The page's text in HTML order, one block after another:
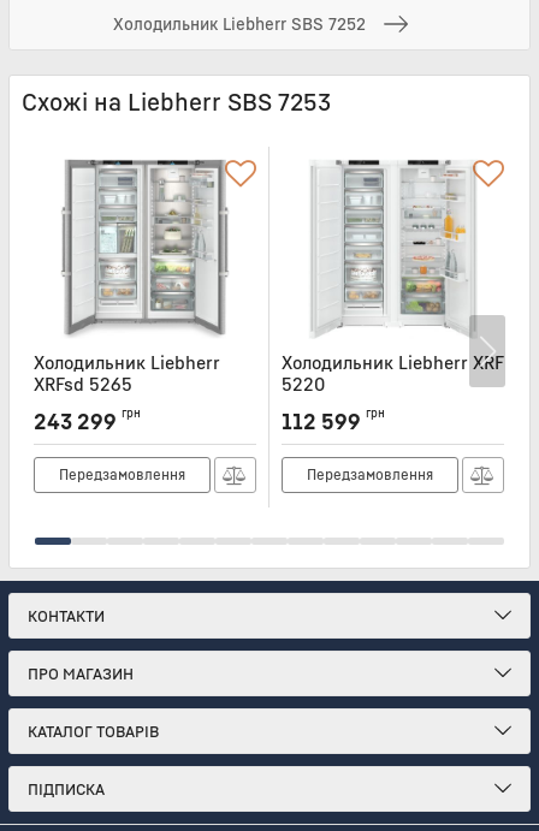
Холодильник Liebherr SBS 7252
Схожі на Liebherr SBS 7253
Холодильник Liebherr
XRFsd 5265
XRFSD5265
243 299 грн
Передзамовлення
Холодильник Liebherr XRF
5220
XRF5220
112 599 грн
Передзамовлення
КОНТАКТИ
ПРО МАГАЗИН
КАТАЛОГ ТОВАРІВ
ПІДПИСКА